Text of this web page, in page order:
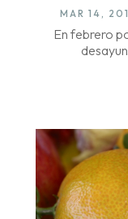
MAR 14,
En febrero